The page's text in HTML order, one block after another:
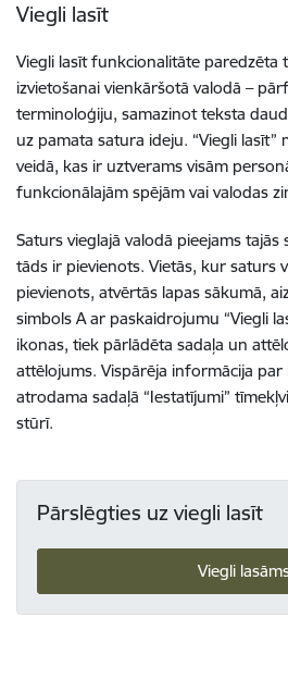
Viegli lasīt
Viegli lasīt funkcionalitāte paredzēta
izvietošanai vienkāršotā valodā –
terminoloģiju, samazinot teksta
uz pamata satura ideju. “Viegli
veidā, kas ir uztverams visām
funkcionālajām spējām vai valodas
Saturs vieglajā valodā pieejams
tāds ir pievienots. Vietās, kur saturs
pievienots, atvērtās lapas sākumā,
simbols A ar paskaidrojumu “Viegli
ikonas, tiek pārlādēta sadaļa un
attēlojums. Vispārēja informācija par
atrodama sadaļā “Iestatījumi”
stūrī.
Pārslēgties uz viegli lasīt
Viegli